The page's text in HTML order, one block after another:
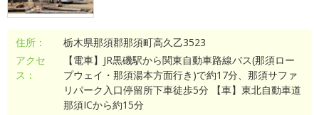
住所：
栃木県那須郡那須町高久乙3523
アクセ
ス：
【電車】JR黒磯駅から関東自動車路線バス(那須ロー
プウェイ・那須湯本方面行き)で約17分、那須サファ
リパーク入口停留所下車徒歩5分 【車】東北自動車道
那須ICから約15分